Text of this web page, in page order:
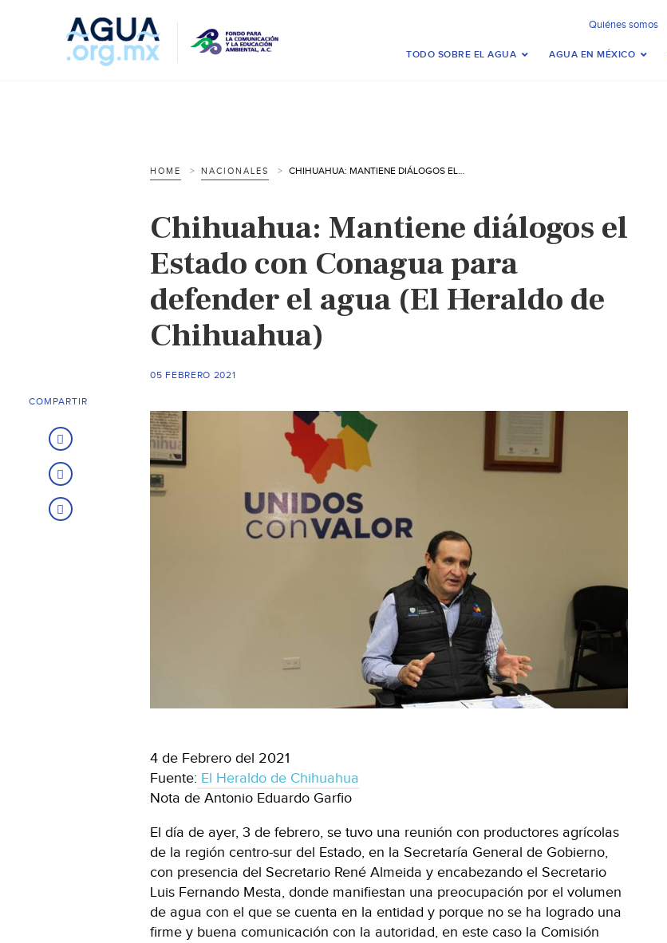
Quiénes somos
TODO SOBRE EL AGUA AGUA EN MÉXICO
HOME NACIONALES CHIHUAHUA: MANTIENE DIÁLOGOS EL ESTADO CON CONAGUA PARA DEFENDER EL AGUA (EL HERALDO DE CHIHUAHUA)
Chihuahua: Mantiene diálogos el
Estado con Conagua para
defender el agua (El Heraldo de
Chihuahua)
05 FEBRERO 2021
4 de Febrero del 2021
Fuente: El Heraldo de Chihuahua
Nota de Antonio Eduardo Garfio
El día de ayer, 3 de febrero, se tuvo una reunión con productores agrícolas
de la región centro-sur del Estado, en la Secretaría General de Gobierno,
con presencia del Secretario René Almeida y encabezando el Secretario
Luis Fernando Mesta, donde manifiestan una preocupación por el volumen
de agua con el que se cuenta en la entidad y porque no se ha logrado una
firme y buena comunicación con la autoridad, en este caso la Comisión
COMPARTIR